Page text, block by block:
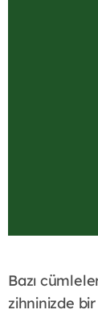
Bazı
zihninizde